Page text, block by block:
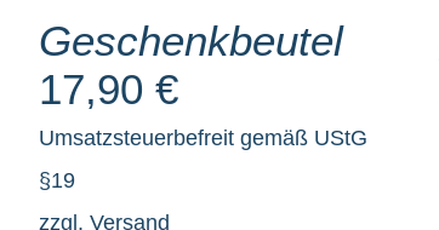
Geschenkbeutel
17,90 €
Umsatzsteuerbefreit gemäß UStG
§19
zzgl. Versand